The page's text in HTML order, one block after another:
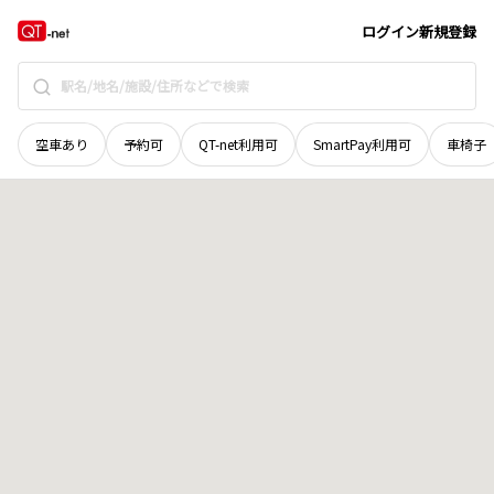
ログイン新規登録
空車あり 予約可 QT-net利用可 SmartPay利用可 車椅子
青森県